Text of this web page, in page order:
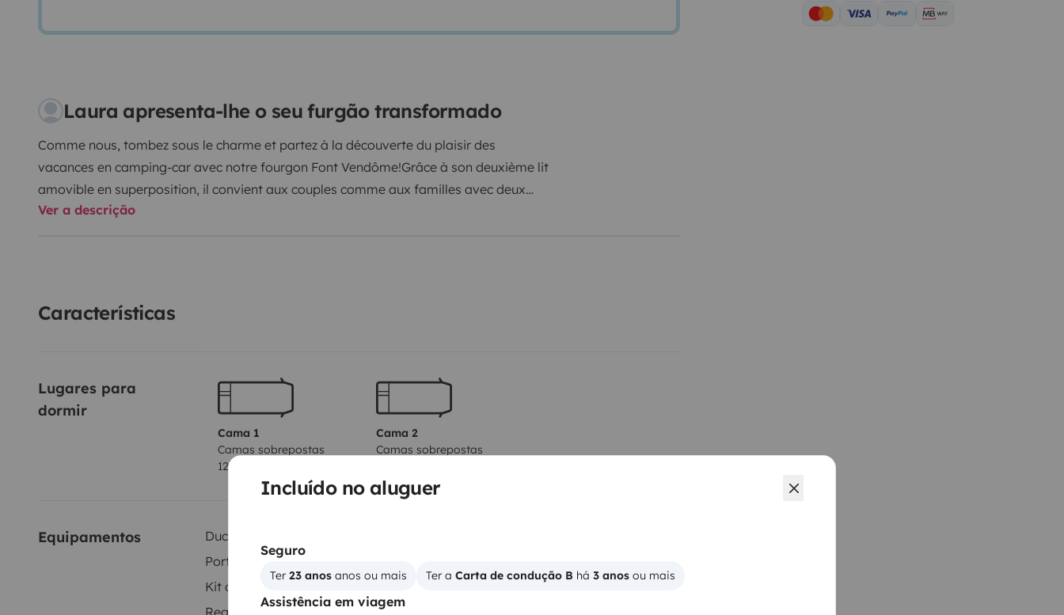
Incluído no aluguer
Seguro
Ter 23 anos anos ou mais Ter a Carta de condução B há 3 anos ou mais
Assistência em viagem
Laura apresenta-lhe o seu furgão transformado
Comme nous, tombez sous le charme et partez à la découverte du plaisir des
vacances en camping-car avec notre fourgon Font Vendôme!Grâce à son deuxième lit
amovible en superposition, il convient aux couples comme aux familles avec deux
enfants.Le panneau solaire permet même de partir en autonomie pendant quelques
Ver a descrição
Características
Lugares para
dormir
Cama 1
Camas sobrepostas
120x200 cm
Cama 2
Camas sobrepostas
Equipamentos Duche interior
Porta-bicicletas
Kit de louça
Direcção assistida